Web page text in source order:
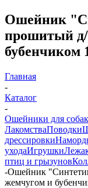
Ошейник
прошитый
бубенчиком
Главная
-
Каталог
-
Ошейники для собак
ЛакомстваПоводки
дрессировки
уходаИгрушки
птиц и грызунов
-Ошейник
жемчугом и